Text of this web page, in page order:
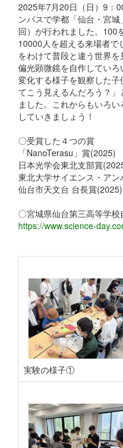
2025年7月20日（日）9：
ンパスで学都「仙台・宮
回）が行われました。100
10000人を超える来場者
をわけて普段と違う世界
偏光顕微鏡を自作してい
変化する様子を観察した
てこう見えるんだろう？
ました。これからもいろ
していきましょう！
〇受賞した４つの賞
「NanoTerasu」賞(2025)
日本光学会東北支部賞
東北大学サイエンス・ア
仙台市天文台 台長賞(2025)
〇宮城県仙台第三高等学
https://www.science-
実験の様子①